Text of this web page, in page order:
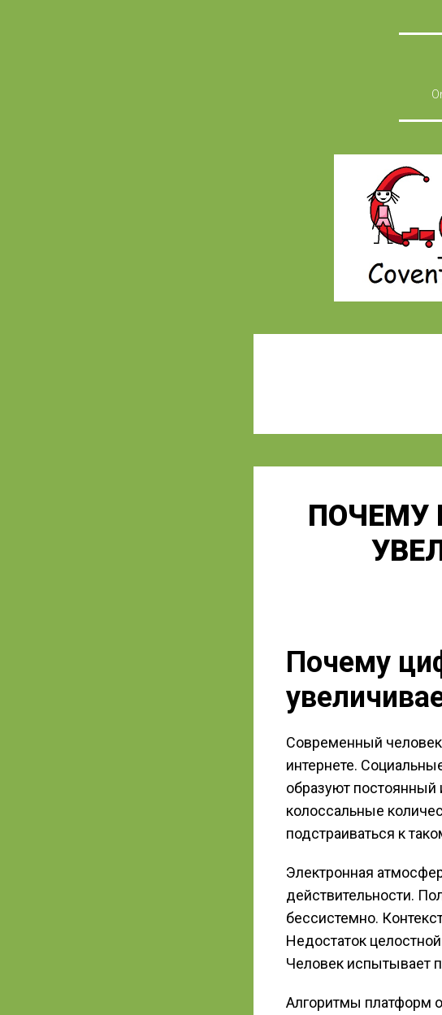
ПОЧЕМУ
Почему
Современный
интернете.
образуют
колоссальные
подстраиваться к
Электронная
действительности.
бессистемно.
Недостаток
Человек испытывает
Алгоритмы платформ